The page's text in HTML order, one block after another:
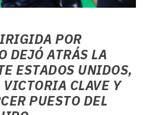
POR
DEJÓ ATRÁS LA
ESTADOS UNIDOS,
CLAVE Y
PUESTO DEL